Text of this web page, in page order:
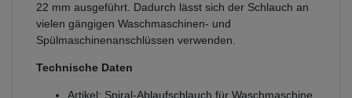
22 mm ausgeführt. Dadurch lässt sich der Schlauch an
vielen gängigen Waschmaschinen- und
Spülmaschinenanschlüssen verwenden.
Technische Daten
Artikel: Spiral-Ablaufschlauch für Waschmaschine